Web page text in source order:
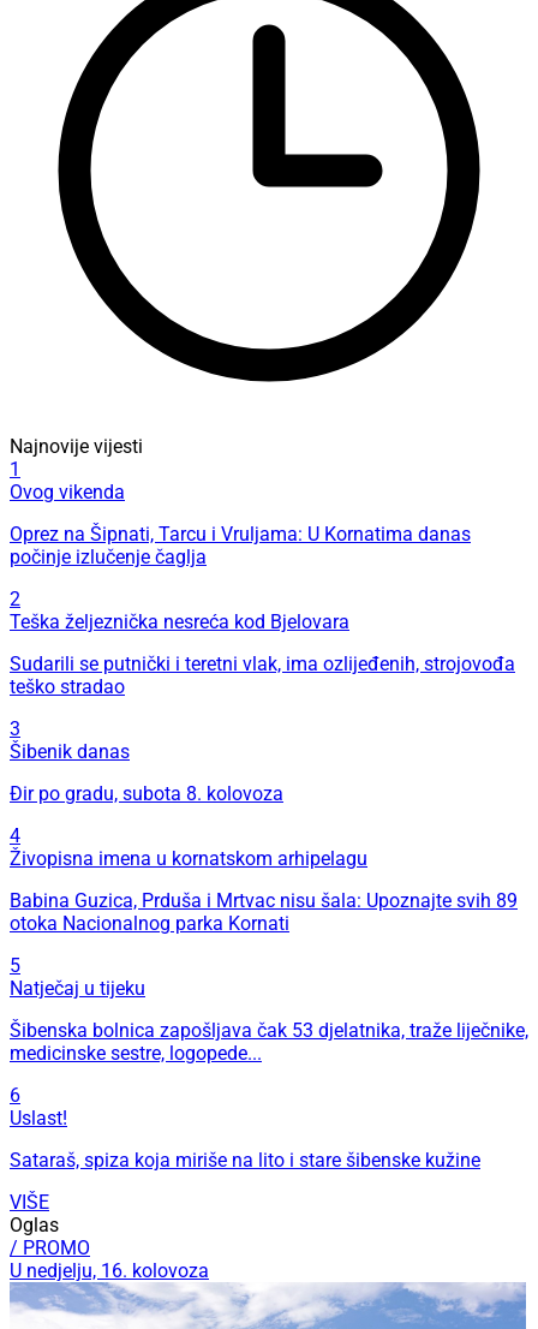
Najnovije vijesti
1
Ovog vikenda
Oprez na Šipnati, Tarcu i Vruljama: U Kornatima danas
počinje izlučenje čaglja
2
Teška željeznička nesreća kod Bjelovara
Sudarili se putnički i teretni vlak, ima ozlijeđenih, strojovođa
teško stradao
3
Šibenik danas
Đir po gradu, subota 8. kolovoza
4
Živopisna imena u kornatskom arhipelagu
Babina Guzica, Prduša i Mrtvac nisu šala: Upoznajte svih 89
otoka Nacionalnog parka Kornati
5
Natječaj u tijeku
Šibenska bolnica zapošljava čak 53 djelatnika, traže liječnike,
medicinske sestre, logopede...
6
Uslast!
Sataraš, spiza koja miriše na lito i stare šibenske kužine
VIŠE
Oglas
/ PROMO
U nedjelju, 16. kolovoza